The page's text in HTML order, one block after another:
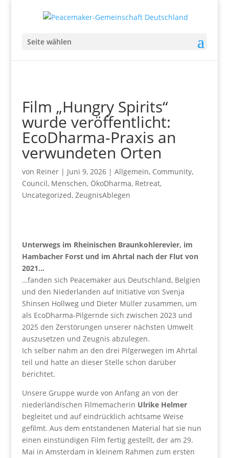
Seite wählen
Film „Hungry Spirits“
wurde veröffentlicht:
EcoDharma-Praxis an
verwundeten Orten
von Reiner| Juni 9, 2026| Allgemein, Community,
Council, Menschen, ÖkoDharma, Retreat,
Uncategorized, ZeugnisAblegen
Unterwegs im Rheinischen Braunkohlerevier, im
Hambacher Forst und im Ahrtal nach der Flut von
2021…
…fanden sich Peacemaker aus Deutschland, Belgien
und den Niederlanden auf Initiative von Svenja
Shinsen Hollweg und Dieter Müller zusammen, um
als EcoDharma-Pilgernde sich zwischen 2023 und
2025 den Zerstörungen unserer nächsten Umwelt
auszusetzen und Zeugnis abzulegen.
Ich selber nahm an den drei Pilgerwegen im Ahrtal
teil und hatte an dieser Stelle schon darüber
berichtet.
Unsere Gruppe wurde von Anfang an von der
niederländischen Filmemacherin Ulrike Helmer
begleitet und auf eindrücklich achtsame Weise
gefilmt. Aus dem entstandenen Material hat sie nun
einen einstündigen Film fertig gestellt, der am 29.
Mai in Amsterdam in kleinem Rahmen zum ersten